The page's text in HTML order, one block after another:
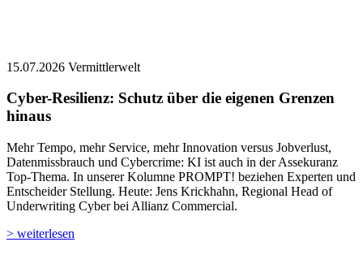
15.07.2026 Vermittlerwelt
Cyber-Resilienz: Schutz über die eigenen Grenzen
hinaus
Mehr Tempo, mehr Service, mehr Innovation versus Jobverlust,
Datenmissbrauch und Cybercrime: KI ist auch in der Assekuranz
Top-Thema. In unserer Kolumne PROMPT! beziehen Experten und
Entscheider Stellung. Heute: Jens Krickhahn, Regional Head of
Underwriting Cyber bei Allianz Commercial.
> weiterlesen